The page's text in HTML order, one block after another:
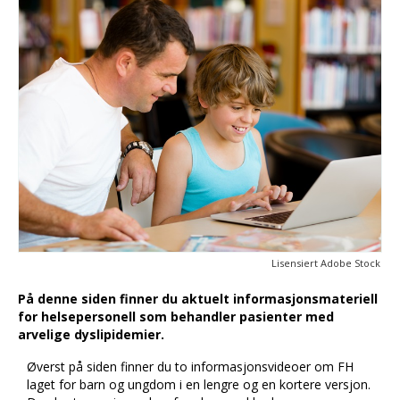
Lisensiert Adobe Stock
På denne siden finner du aktuelt informasjonsmateriell
for helsepersonell som behandler pasienter med
arvelige dyslipidemier.
Øverst på siden finner du to informasjonsvideoer om FH
laget for barn og ungdom i en lengre og en kortere versjon.